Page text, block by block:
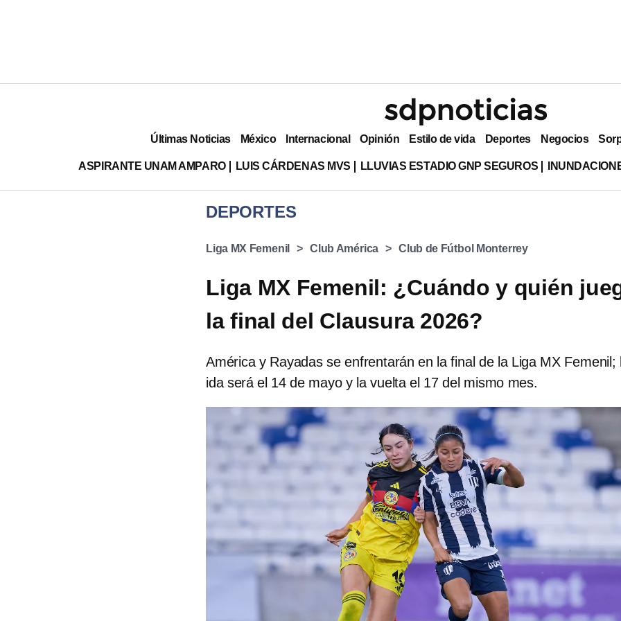
Últimas Noticias México Internacional Opinión Estilo de vida Deportes Negocios
ASPIRANTE UNAM AMPARO LUIS CÁRDENAS MVS LLUVIAS ESTADIO GNP SEGUROS
DEPORTES
Liga MX Femenil Club América Club de Fútbol Monterrey
Liga MX Femenil: ¿Cuándo y quién
la final del Clausura 2026?
América y Rayadas se enfrentarán en la final de la Liga MX Femenil;
ida será el 14 de mayo y la vuelta el 17 del mismo mes.